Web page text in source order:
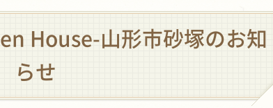
House-山形市砂塚のお知
らせ